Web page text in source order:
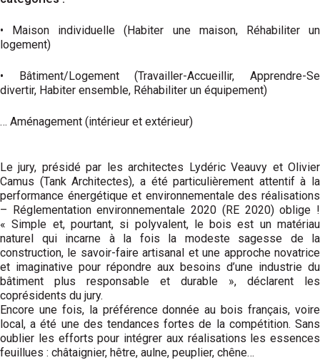
• Maison individuelle (Habiter une maison, Réhabiliter un
logement)
• Bâtiment/Logement (Travailler-Accueillir, Apprendre-Se
divertir, Habiter ensemble, Réhabiliter un équipement)
… Aménagement (intérieur et extérieur)
Le jury, présidé par les architectes Lydéric Veauvy et Olivier
Camus (Tank Architectes), a été particulièrement attentif à la
performance énergétique et environnementale des réalisations
– Réglementation environnementale 2020 (RE 2020) oblige !
« Simple et, pourtant, si polyvalent, le bois est un matériau
naturel qui incarne à la fois la modeste sagesse de la
construction, le savoir-faire artisanal et une approche novatrice
et imaginative pour répondre aux besoins d’une industrie du
bâtiment plus responsable et durable », déclarent les
coprésidents du jury.
Encore une fois, la préférence donnée au bois français, voire
local, a été une des tendances fortes de la compétition. Sans
oublier les efforts pour intégrer aux réalisations les essences
feuillues : châtaignier, hêtre, aulne, peuplier, chêne…